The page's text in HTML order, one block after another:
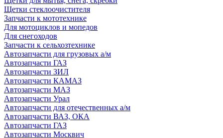
Щетки стеклоочистителя
Запчасти к мототехнике
Для мотоциклов и мопедов
Для снегоходов
Запчасти к сельхозтехнике
Автозапчасти для грузовых а/м
Автозапчасти ГАЗ
Автозапчасти ЗИЛ
Автозапчасти КАМАЗ
Автозапчасти МАЗ
Автозапчасти Урал
Автозапчасти для отечественных а/м
Автозапчасти ВАЗ, ОКА
Автозапчасти ГАЗ
Автозапчасти Москвич